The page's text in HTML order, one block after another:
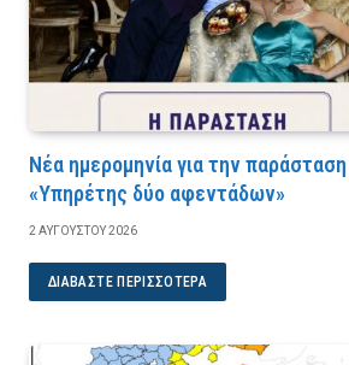
Νέα ημερομηνία για την παράσταση
«Υπηρέτης δύο αφεντάδων»
2 ΑΥΓΟΎΣΤΟΥ 2026
ΔΙΑΒΆΣΤΕ ΠΕΡΙΣΣΌΤΕΡΑ